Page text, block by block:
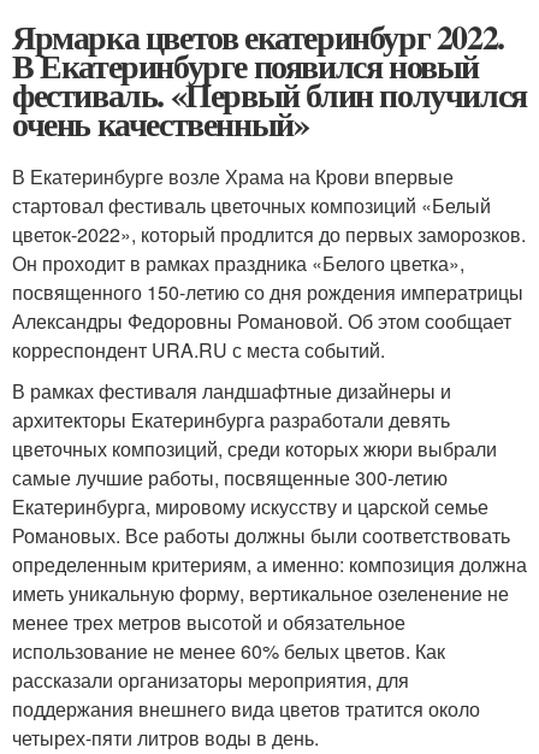
Ярмарка цветов екатеринбург 2022.
В Екатеринбурге появился новый
фестиваль. «Первый блин получился
очень качественный»
В Екатеринбурге возле Храма на Крови впервые
стартовал фестиваль цветочных композиций «Белый
цветок-2022», который продлится до первых заморозков.
Он проходит в рамках праздника «Белого цветка»,
посвященного 150-летию со дня рождения императрицы
Александры Федоровны Романовой. Об этом сообщает
корреспондент URA.RU с места событий.
В рамках фестиваля ландшафтные дизайнеры и
архитекторы Екатеринбурга разработали девять
цветочных композиций, среди которых жюри выбрали
самые лучшие работы, посвященные 300-летию
Екатеринбурга, мировому искусству и царской семье
Романовых. Все работы должны были соответствовать
определенным критериям, а именно: композиция должна
иметь уникальную форму, вертикальное озеленение не
менее трех метров высотой и обязательное
использование не менее 60% белых цветов. Как
рассказали организаторы мероприятия, для
поддержания внешнего вида цветов тратится около
четырех-пяти литров воды в день.